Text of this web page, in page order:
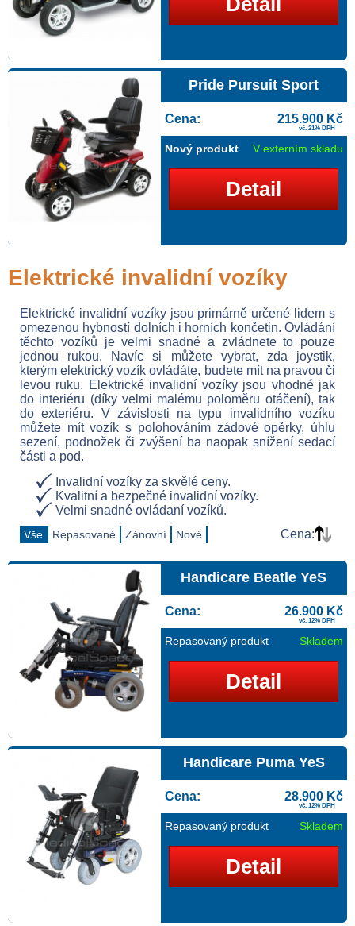
Pride Pursuit Sport
Cena: 215.900 Kč
vč. 21% DPH
Nový produkt V externím skladu
Detail
Elektrické invalidní vozíky
Elektrické invalidní vozíky jsou primárně určené lidem s
omezenou hybností dolních i horních končetin. Ovládání
těchto vozíků je velmi snadné a zvládnete to pouze
jednou rukou. Navíc si můžete vybrat, zda joystik,
kterým elektrický vozík ovládáte, budete mít na pravou či
levou ruku. Elektrické invalidní vozíky jsou vhodné jak
do interiéru (díky velmi malému poloměru otáčení), tak
do exteriéru. V závislosti na typu invalidního vozíku
můžete mít vozík s polohováním zádové opěrky, úhlu
sezení, podnožek či zvýšení ba naopak snížení sedací
části a pod.
Invalidní vozíky za skvělé ceny.
Kvalitní a bezpečné invalidní vozíky.
Velmi snadné ovládaní vozíků.
Vše Repasované Zánovní Nové Cena:
Handicare Beatle YeS
Cena: 26.900 Kč
vč. 12% DPH
Repasovaný produkt Skladem
Detail
Handicare Puma YeS
Cena: 28.900 Kč
vč. 12% DPH
Repasovaný produkt Skladem
Detail